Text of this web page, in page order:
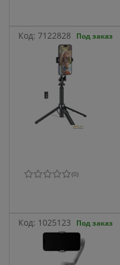
Код: 7122828 Под заказ
(0)
Код: 1025123 Под заказ